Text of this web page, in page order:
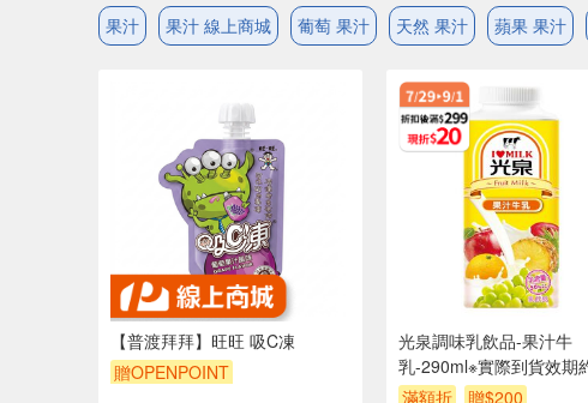
果汁
果汁 線上商城 葡萄 果汁 天然 果汁 蘋果 果汁
【普渡拜拜】旺旺 吸C凍
贈OPENPOINT
光泉調味乳飲品-果汁牛
乳-290ml※實際到貨效期
上
滿額折 贈$200